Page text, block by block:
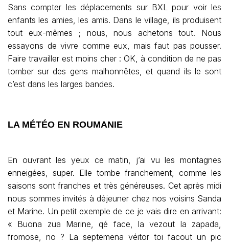
Sans compter les déplacements sur BXL pour voir les
enfants les amies, les amis. Dans le village, ils produisent
tout eux-mêmes ; nous, nous achetons tout. Nous
essayons de vivre comme eux, mais faut pas pousser.
Faire travailler est moins cher : OK, à condition de ne pas
tomber sur des gens malhonnêtes, et quand ils le sont
c’est dans les larges bandes.
LA MÉTÉO EN ROUMANIE
En ouvrant les yeux ce matin, j’ai vu les montagnes
enneigées, super. Elle tombe franchement, comme les
saisons sont franches et très généreuses. Cet après midi
nous sommes invités à déjeuner chez nos voisins Sanda
et Marine. Un petit exemple de ce je vais dire en arrivant:
« Buona zua Marine, qé face, la vezout la zapada,
fromose, no ? La septemena véitor toi facout un pic